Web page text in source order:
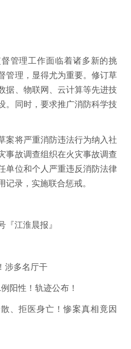
管理工作面临着诸多新的挑
管理，显得尤为重要。修订草
据、物联网、云计算等先进技
。同时，要求推广消防科学技
案将严重消防违法行为纳入社
事故调查组织在火灾事故调查
单位和个人严重违反消防法律
记录，实施联合惩戒。
『江淮晨报』
涉多名厅干
阳性！轨迹公布！
、拒医身亡！惨案真相竟因